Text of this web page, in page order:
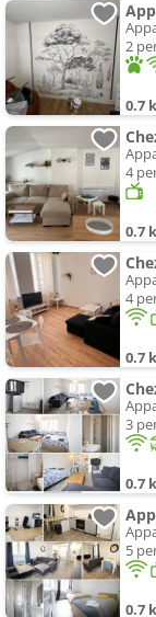
2
0.7
4
0.7
4
0.7
3
0.7
5
0.7